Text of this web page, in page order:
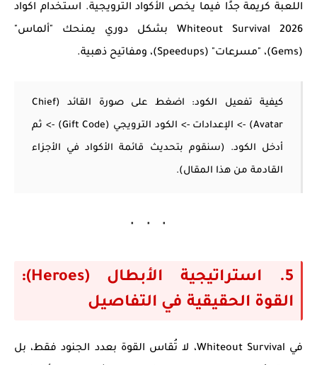
اللعبة كريمة جدًا فيما يخص الأكواد الترويجية. استخدام اكواد
Whiteout Survival 2026 بشكل دوري يمنحك "ألماس"
(Gems)، "مسرعات" (Speedups)، ومفاتيح ذهبية.
كيفية تفعيل الكود: اضغط على صورة القائد (Chief
Avatar) -> الإعدادات -> الكود الترويجي (Gift Code) -> ثم
أدخل الكود. (سنقوم بتحديث قائمة الأكواد في الأجزاء
القادمة من هذا المقال).
5. استراتيجية الأبطال (Heroes):
القوة الحقيقية في التفاصيل
في Whiteout Survival، لا تُقاس القوة بعدد الجنود فقط، بل